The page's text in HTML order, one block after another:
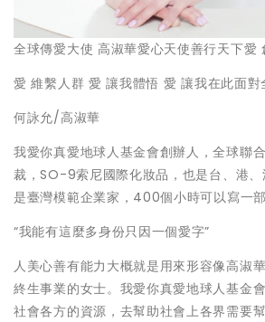
全球傳愛大使 高淑華愛心天使善行天下愛
愛 維繫人群 愛 讓我體悟 愛 讓我在此面對
何詠允/高淑華
我愛你真愛地球人基金會創辦人，全球聯
裁，SO-9索尼國際化妝品，也是台、港、
是臺灣模範企業家，400個小時可以寫一部
“我能有這麼多身份只因一個愛字”
人美心善有能力大概就是用來形容像高淑
終生事業的女士。我愛你真愛地球人基金
社會各方的資源，去幫助社會上各界需要